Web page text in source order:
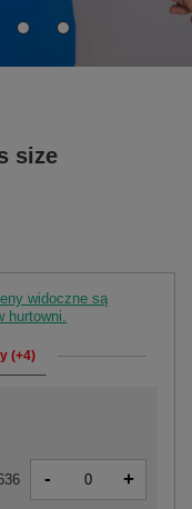
size
widoczne są
(+4)
- +